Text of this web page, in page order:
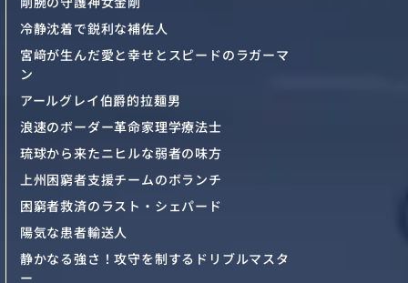
冷静沈着で鋭利な補佐人
宮﨑が生んだ愛と幸せとスピードのラガーマ
ン
アールグレイ伯爵的拉麺男
浪速のボーダー革命家理学療法士
琉球から来たニヒルな弱者の味方
上州困窮者支援チームのボランチ
困窮者救済のラスト・シェパード
陽気な患者輸送人
静かなる強さ！攻守を制するドリブルマスタ
ー